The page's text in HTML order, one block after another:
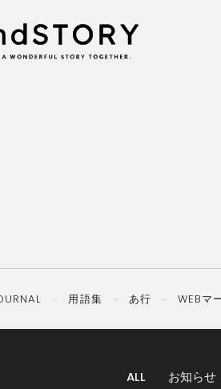
OTHERS
PRIVACY SECURITY
－ 用語集 － あ行 － WEBマ
ALL お知らせ